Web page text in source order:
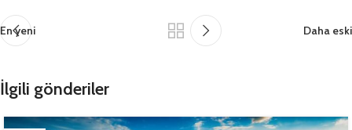
En yeni Daha eski
İlgili gönderiler